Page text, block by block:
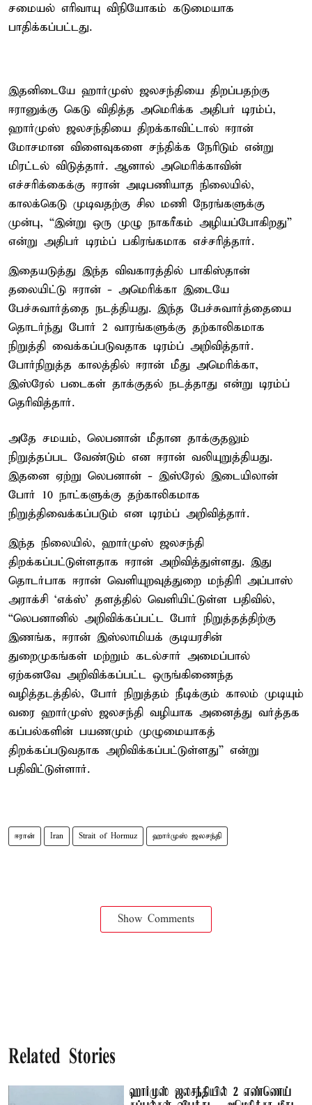
சமையல் எரிவாயு விநியோகம் கடுமையாக
பாதிக்கப்பட்டது.
இதனிடையே ஹார்முஸ் ஜலசந்தியை திறப்பதற்கு
ஈரானுக்கு கெடு விதித்த அமெரிக்க அதிபர் டிரம்ப்,
ஹார்முஸ் ஜலசந்தியை திறக்காவிட்டால் ஈரான்
மோசமான விளைவுகளை சந்திக்க நேரிடும் என்று
மிரட்டல் விடுத்தார். ஆனால் அமெரிக்காவின்
எச்சரிக்கைக்கு ஈரான் அடிபணியாத நிலையில்,
காலக்கெடு முடிவதற்கு சில மணி நேரங்களுக்கு
முன்பு, “இன்று ஒரு முழு நாகரீகம் அழியப்போகிறது”
என்று அதிபர் டிரம்ப் பகிரங்கமாக எச்சரித்தார்.
இதையடுத்து இந்த விவகாரத்தில் பாகிஸ்தான்
தலையிட்டு ஈரான் - அமெரிக்கா இடையே
பேச்சுவார்த்தை நடத்தியது. இந்த பேச்சுவார்த்தையை
தொடர்ந்து போர் 2 வாரங்களுக்கு தற்காலிகமாக
நிறுத்தி வைக்கப்படுவதாக டிரம்ப் அறிவித்தார்.
போர்நிறுத்த காலத்தில் ஈரான் மீது அமெரிக்கா,
இஸ்ரேல் படைகள் தாக்குதல் நடத்தாது என்று டிரம்ப்
தெரிவித்தார்.
அதே சமயம், லெபனான் மீதான தாக்குதலும்
நிறுத்தப்பட வேண்டும் என ஈரான் வலியுறுத்தியது.
இதனை ஏற்று லெபனான் - இஸ்ரேல் இடையிலான்
போர் 10 நாட்களுக்கு தற்காலிகமாக
நிறுத்திவைக்கப்படும் என டிரம்ப் அறிவித்தார்.
இந்த நிலையில், ஹார்முஸ் ஜலசந்தி
திறக்கப்பட்டுள்ளதாக ஈரான் அறிவித்துள்ளது. இது
தொடர்பாக ஈரான் வெளியுறவுத்துறை மந்திரி அப்பாஸ்
அராக்சி ‘எக்ஸ்’ தளத்தில் வெளியிட்டுள்ள பதிவில்,
“லெபனானில் அறிவிக்கப்பட்ட போர் நிறுத்தத்திற்கு
இணங்க, ஈரான் இஸ்லாமியக் குடியரசின்
துறைமுகங்கள் மற்றும் கடல்சார் அமைப்பால்
ஏற்கனவே அறிவிக்கப்பட்ட ஒருங்கிணைந்த
வழித்தடத்தில், போர் நிறுத்தம் நீடிக்கும் காலம் முடியும்
வரை ஹார்முஸ் ஜலசந்தி வழியாக அனைத்து வர்த்தக
கப்பல்களின் பயணமும் முழுமையாகத்
திறக்கப்படுவதாக அறிவிக்கப்பட்டுள்ளது” என்று
பதிவிட்டுள்ளார்.
ஈரான் Iran Strait of Hormuz ஹார்முஸ் ஜலசந்தி
Show Comments
Related Stories
ஹார்முஸ் ஜலசந்தியில் 2 எண்ணெய்